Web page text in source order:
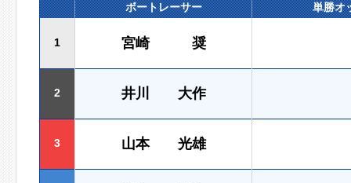
ボートレーサー 単勝オ
1 宮崎 奨
2 井川 大作
3 山本 光雄